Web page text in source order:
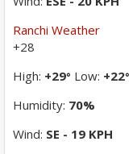
Ranchi Weather
+28
High: +29° Low: +22°
Humidity: 70%
Wind: SE - 19 KPH